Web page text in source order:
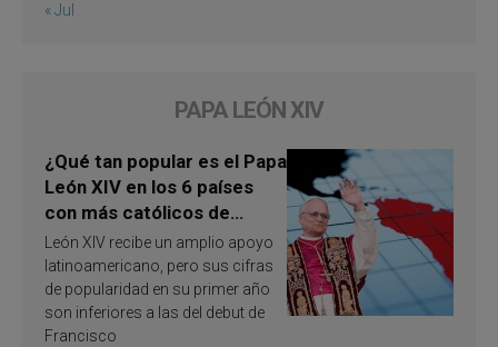
« Jul
PAPA LEÓN XIV
¿Qué tan popular es el Papa
León XIV en los 6 países
con más católicos de
América Latina en 2026?
Publican resultados de
investigación
León XIV recibe un amplio apoyo
latinoamericano, pero sus cifras
de popularidad en su primer año
son inferiores a las del debut de
Francisco